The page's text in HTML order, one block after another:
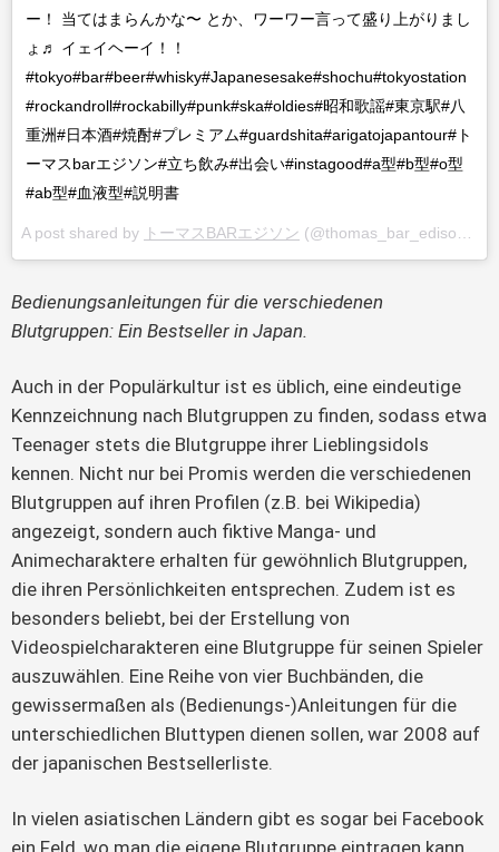
ー！ 当てはまらんかな〜 とか、ワーワー言って盛り上がりまし
ょ♬ イェイヘーイ！！
#tokyo#bar#beer#whisky#Japanesesake#shochu#tokyostation
#rockandroll#rockabilly#punk#ska#oldies#昭和歌謡#東京駅#八
重洲#日本酒#焼酎#プレミアム#guardshita#arigatojapantour#ト
ーマスbarエジソン#立ち飲み#出会い#instagood#a型#b型#o型
#ab型#血液型#説明書
A post shared by トーマスBARエジソン (@thomas_bar_edison) on
Bedienungsanleitungen für die verschiedenen
Blutgruppen: Ein Bestseller in Japan.
Auch in der Populärkultur ist es üblich, eine eindeutige
Kennzeichnung nach Blutgruppen zu finden, sodass etwa
Teenager stets die Blutgruppe ihrer Lieblingsidols
kennen. Nicht nur bei Promis werden die verschiedenen
Blutgruppen auf ihren Profilen (z.B. bei Wikipedia)
angezeigt, sondern auch fiktive Manga- und
Animecharaktere erhalten für gewöhnlich Blutgruppen,
die ihren Persönlichkeiten entsprechen. Zudem ist es
besonders beliebt, bei der Erstellung von
Videospielcharakteren eine Blutgruppe für seinen Spieler
auszuwählen. Eine Reihe von vier Buchbänden, die
gewissermaßen als (Bedienungs-)Anleitungen für die
unterschiedlichen Bluttypen dienen sollen, war 2008 auf
der japanischen Bestsellerliste.
In vielen asiatischen Ländern gibt es sogar bei Facebook
ein Feld, wo man die eigene Blutgruppe eintragen kann.